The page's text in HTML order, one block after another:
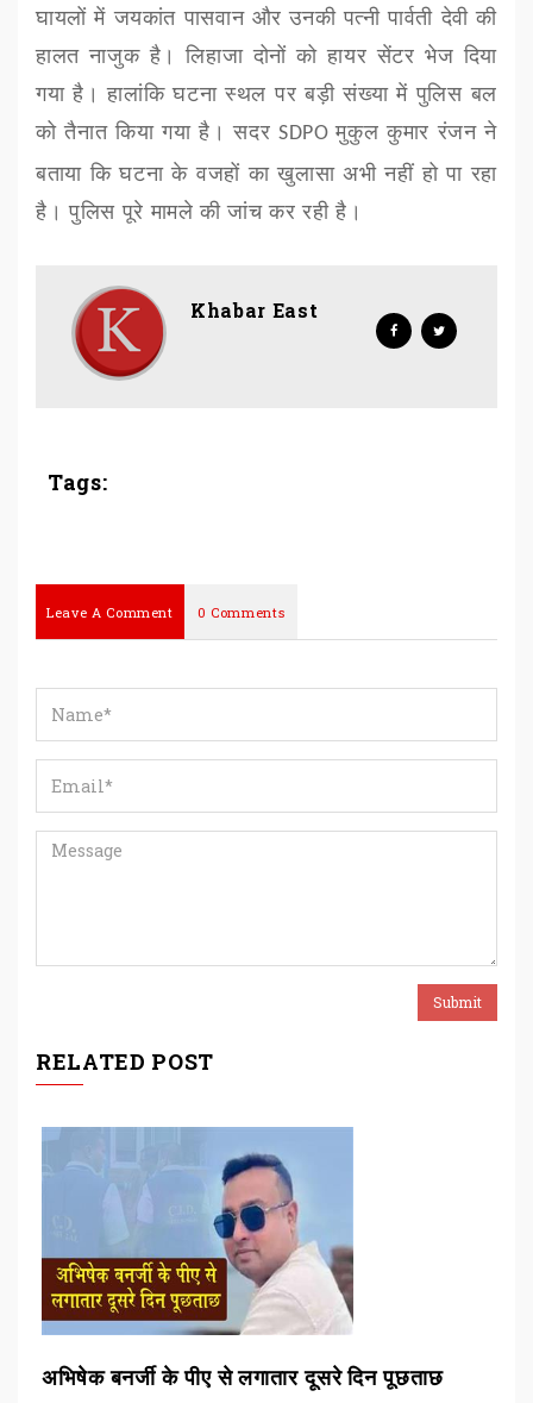
घायलों में जयकांत पासवान और उनकी पत्नी पार्वती देवी की
हालत नाजुक है। लिहाजा दोनों को हायर सेंटर भेज दिया
गया है। हालांकि घटना स्थल पर बड़ी संख्या में पुलिस बल
को तैनात किया गया है। सदर SDPOमुकुल कुमार रंजन ने
बताया कि घटना के वजहों का खुलासा अभी नहीं हो पा रहा
है। पुलिस पूरे मामले की जांच कर रही है।
Khabar East
Tags:
Leave A Comment 0 Comments
RELATED POST
अभिषेक बनर्जी के पीए से लगातार दूसरे दिन पूछताछ